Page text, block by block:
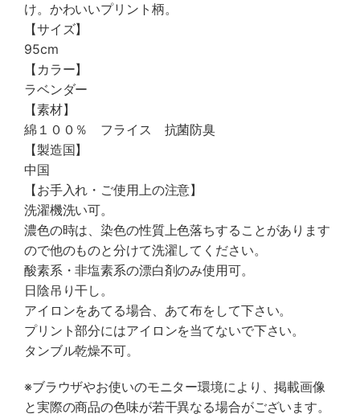
け。かわいいプリント柄。
【サイズ】
95cm
【カラー】
ラベンダー
【素材】
綿１００％ フライス 抗菌防臭
【製造国】
中国
【お手入れ・ご使用上の注意】
洗濯機洗い可。
濃色の時は、染色の性質上色落ちすることがあります
ので他のものと分けて洗濯してください。
酸素系・非塩素系の漂白剤のみ使用可。
日陰吊り干し。
アイロンをあてる場合、あて布をして下さい。
プリント部分にはアイロンを当てないで下さい。
タンブル乾燥不可。
※ブラウザやお使いのモニター環境により、掲載画像
と実際の商品の色味が若干異なる場合がございます。